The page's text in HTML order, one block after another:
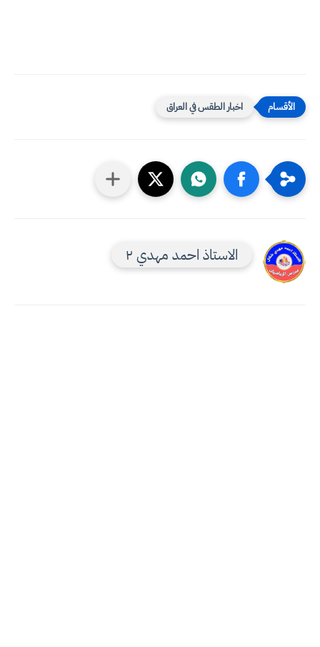
اخبار الطقس في العراق
الاستاذ احمد مهدي ٢